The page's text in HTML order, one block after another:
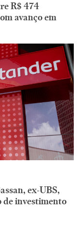
R$ 474
avanço em
ex-UBS,
de investimento